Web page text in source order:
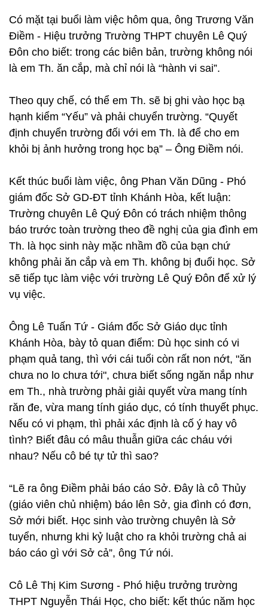
Có mặt tại buổi làm việc hôm qua, ông Trương Văn
Điềm - Hiệu trưởng Trường THPT chuyên Lê Quý
Đôn cho biết: trong các biên bản, trường không nói
là em Th. ăn cắp, mà chỉ nói là “hành vi sai”.
Theo quy chế, có thể em Th. sẽ bị ghi vào học bạ
hạnh kiểm “Yếu” và phải chuyển trường. “Quyết
định chuyển trường đối với em Th. là để cho em
khỏi bị ảnh hưởng trong học bạ” – Ông Điềm nói.
Kết thúc buổi làm việc, ông Phan Văn Dũng - Phó
giám đốc Sở GD-ĐT tỉnh Khánh Hòa, kết luận:
Trường chuyên Lê Quý Đôn có trách nhiệm thông
báo trước toàn trường theo đề nghị của gia đình em
Th. là học sinh này mặc nhầm đồ của bạn chứ
không phải ăn cắp và em Th. không bị đuổi học. Sở
sẽ tiếp tục làm việc với trường Lê Quý Đôn để xử lý
vụ việc.
Ông Lê Tuấn Tứ - Giám đốc Sở Giáo dục tỉnh
Khánh Hòa, bày tỏ quan điểm: Dù học sinh có vi
phạm quả tang, thì với cái tuổi còn rất non nớt, "ăn
chưa no lo chưa tới", chưa biết sống ngăn nắp như
em Th., nhà trường phải giải quyết vừa mang tính
răn đe, vừa mang tính giáo dục, có tính thuyết phục.
Nếu có vi phạm, thì phải xác định là cố ý hay vô
tình? Biết đâu có mâu thuẫn giữa các cháu với
nhau? Nếu cô bé tự tử thì sao?
“Lẽ ra ông Điềm phải báo cáo Sở. Đây là cô Thủy
(giáo viên chủ nhiệm) báo lên Sở, gia đình có đơn,
Sở mới biết. Học sinh vào trường chuyên là Sở
tuyển, nhưng khi kỷ luật cho ra khỏi trường chả ai
báo cáo gì với Sở cả”, ông Tứ nói.
Cô Lê Thị Kim Sương - Phó hiệu trưởng trường
THPT Nguyễn Thái Học, cho biết: kết thúc năm học